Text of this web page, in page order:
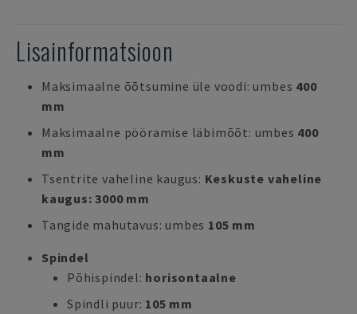
Lisainformatsioon
Maksimaalne õõtsumine üle voodi: umbes 400
mm
Maksimaalne pööramise läbimõõt: umbes 400
mm
Tsentrite vaheline kaugus: Keskuste vaheline
kaugus: 3000 mm
Tangide mahutavus: umbes 105 mm
Spindel
Põhispindel: horisontaalne
Spindli puur: 105 mm